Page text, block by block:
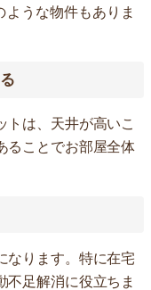
うな物件もありま
トは、天井が高いこ
ることでお部屋全体
なります。特に在宅
不足解消に役立ちま